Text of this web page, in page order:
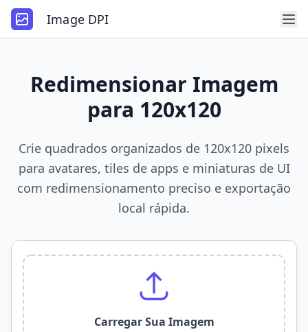
Image DPI
Redimensionar Imagem
para 120x120
Crie quadrados organizados de 120x120 pixels
para avatares, tiles de apps e miniaturas de UI
com redimensionamento preciso e exportação
local rápida.
Carregar Sua Imagem